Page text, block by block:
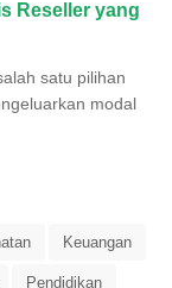
Reseller yang
satu pilihan
modal
Keuangan
Pendidikan